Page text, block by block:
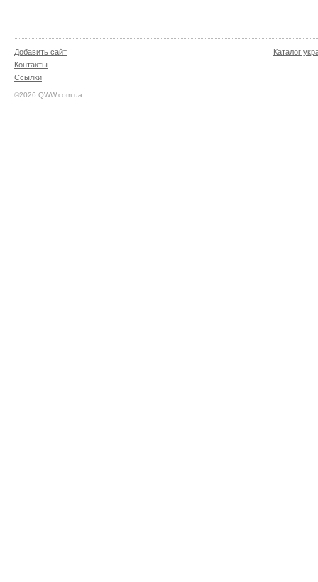
Добавить сайт
Контакты
Ссылки
©2026 QWW.com.ua
Каталог